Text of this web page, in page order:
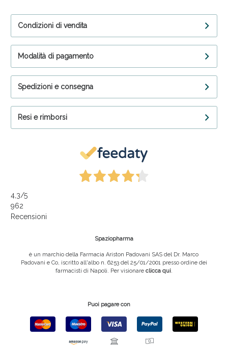
Condizioni di vendita
Modalità di pagamento
Spedizioni e consegna
Resi e rimborsi
4,3/5
962
Recensioni
Spaziopharma
è un marchio della Farmacia Ariston Padovani SAS del Dr. Marco
Padovani e Co, iscritto all'albo n. 6253 del 25/01/2001 presso ordine dei
farmacisti di Napoli. Per visionare clicca qui.
Puoi pagare con